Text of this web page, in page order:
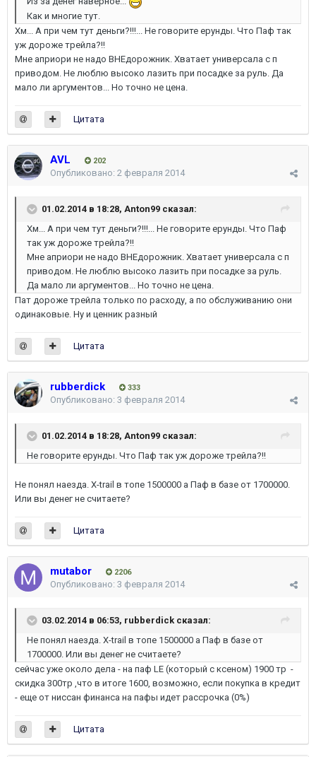
Как и многие тут.
Хм... А при чем тут деньги?!!!... Не говорите ерунды. Что Паф так
уж дороже трейла?!!
Мне априори не надо ВНЕдорожник. Хватает универсала с п
приводом. Не люблю высоко лазить при посадке за руль. Да
мало ли аргументов... Но точно не цена.
Цитата
AVL 202
Опубликовано: 2 февраля 2014
01.02.2014 в 18:28, Anton99 сказал:
Хм... А при чем тут деньги?!!!... Не говорите ерунды. Что Паф
так уж дороже трейла?!!
Мне априори не надо ВНЕдорожник. Хватает универсала с п
приводом. Не люблю высоко лазить при посадке за руль.
Да мало ли аргументов... Но точно не цена.
Пат дороже трейла только по расходу, а по обслуживанию они
одинаковые. Ну и ценник разный
Цитата
rubberdick 333
Опубликовано: 3 февраля 2014
01.02.2014 в 18:28, Anton99 сказал:
Не говорите ерунды. Что Паф так уж дороже трейла?!!
Не понял наезда. X-trail в топе 1500000 а Паф в базе от 1700000.
Или вы денег не считаете?
Цитата
mutabor 2206
Опубликовано: 3 февраля 2014
03.02.2014 в 06:53, rubberdick сказал:
Не понял наезда. X-trail в топе 1500000 а Паф в базе от
1700000. Или вы денег не считаете?
сейчас уже около дела - на паф LE (который с ксеном) 1900 тр -
скидка 300тр ,что в итоге 1600, возможно, если покупка в кредит
- еще от ниссан финанса на пафы идет рассрочка (0%)
Цитата